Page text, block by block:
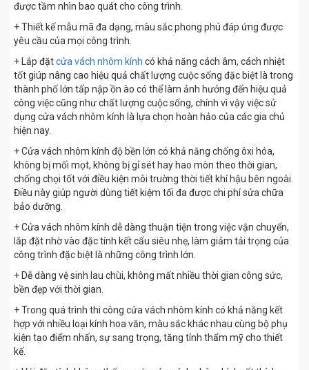
được tầm nhìn bao quát cho công trình.
+ Thiết kế mẫu mã đa dạng, màu sắc phong phú đáp ứng được
yêu cầu của mọi công trình.
+ Lắp đặtcửa vách nhôm kính có khả năng cách âm, cách nhiệt
tốt giúp nâng cao hiệu quả chất lượng cuộc sống đặc biệt là trong
thành phố lớn tấp nập ồn ào có thể làm ảnh hưởng đến hiệu quả
công việc cũng như chất lượng cuộc sống, chính vì vậy việc sử
dụng cửa vách nhôm kính là lựa chọn hoàn hảo của các gia chủ
hiện nay.
+ Cửa vách nhôm kính độ bền lớn có khả năng chống ôxi hóa,
không bị mối mọt, không bị gỉ sét hay hao mòn theo thời gian,
chống chọi tốt với điều kiện môi truờng thời tiết khí hậu bên ngoài.
Điều này giúp người dùng tiết kiệm tối đa được chi phí sửa chữa
bảo dưỡng.
+ Cửa vách nhôm kính dễ dàng thuận tiện trong việc vận chuyển,
lắp đặt nhờ vào đặc tính kết cấu siêu nhẹ, làm giảm tải trọng của
công trình đặc biệt là những công trình lớn.
+ Dễ dàng vệ sinh lau chùi, không mất nhiều thời gian công sức,
bền đẹp với thời gian.
+ Trong quá trình thi công cửa vách nhôm kính có khả năng kết
hợp với nhiều loại kính hoa văn, màu sắc khác nhau cùng bộ phụ
kiện tạo điểm nhấn, sự sang trọng, tăng tính thẩm mỹ cho thiết
kế.